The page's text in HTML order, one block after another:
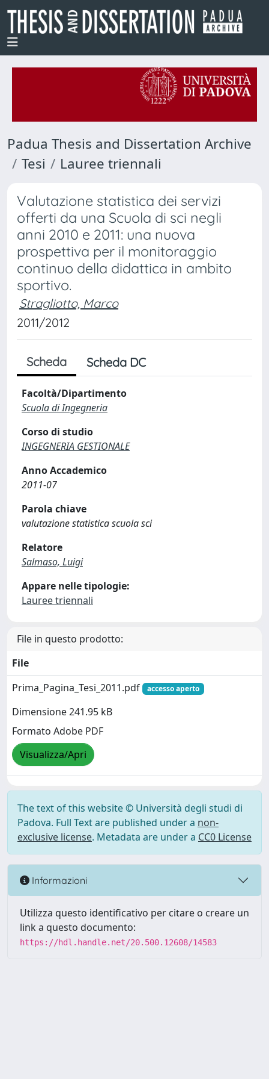
Padua Thesis and Dissertation Archive
Tesi
Lauree triennali
Valutazione statistica dei servizi
offerti da una Scuola di sci negli
anni 2010 e 2011: una nuova
prospettiva per il monitoraggio
continuo della didattica in ambito
sportivo.
Stragliotto, Marco
2011/2012
Scheda Scheda DC
Facoltà/Dipartimento
Scuola di Ingegneria
Corso di studio
INGEGNERIA GESTIONALE
Anno Accademico
2011-07
Parola chiave
valutazione statistica scuola sci
Relatore
Salmaso, Luigi
Appare nelle tipologie:
Lauree triennali
File in questo prodotto:
File
Prima_Pagina_Tesi_2011.pdf
accesso aperto
Dimensione 241.95 kB
Formato Adobe PDF
Visualizza/Apri
The text of this website © Università degli studi di
Padova. Full Text are published under a non-
exclusive license. Metadata are under a CC0 License
Informazioni
Utilizza questo identificativo per citare o creare un
link a questo documento:
https://hdl.handle.net/20.500.12608/14583